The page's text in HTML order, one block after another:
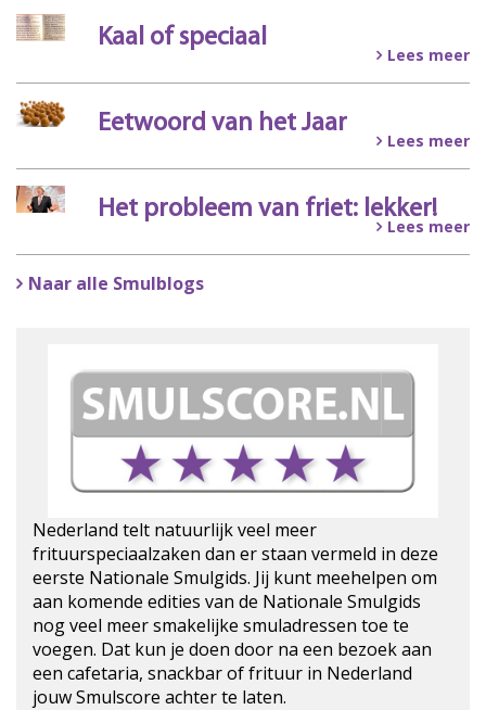
Kaal of speciaal
Lees meer
Eetwoord van het Jaar
Lees meer
Het probleem van friet: lekker!
Lees meer
Naar alle Smulblogs
Nederland telt natuurlijk veel meer
frituurspeciaalzaken dan er staan vermeld in deze
eerste Nationale Smulgids. Jij kunt meehelpen om
aan komende edities van de Nationale Smulgids
nog veel meer smakelijke smuladressen toe te
voegen. Dat kun je doen door na een bezoek aan
een cafetaria, snackbar of frituur in Nederland
jouw Smulscore achter te laten.